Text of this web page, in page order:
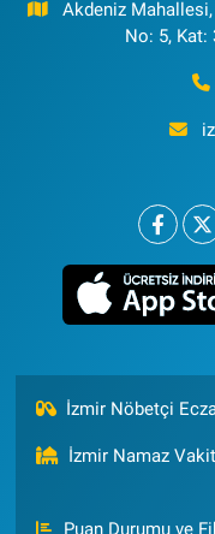
Akdeniz
No: 5, Kat:
İzmir Nöbetçi
İzmir Namaz
Puan Durumu ve